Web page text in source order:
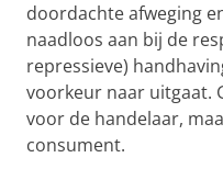
doordachte afweging
naadloos aan bij de
repressieve)
voorkeur naar uitgaat.
voor de handelaar,
consument.